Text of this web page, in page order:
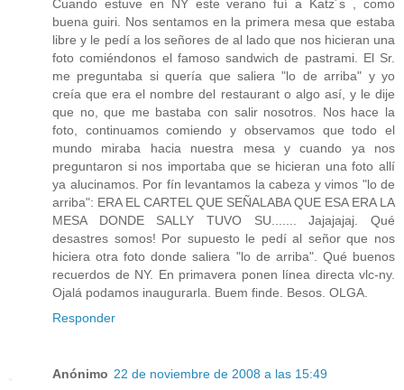
Cuando estuve en NY este verano fuí a Katz´s , como
buena guiri. Nos sentamos en la primera mesa que estaba
libre y le pedí a los señores de al lado que nos hicieran una
foto comiéndonos el famoso sandwich de pastrami. El Sr.
me preguntaba si quería que saliera "lo de arriba" y yo
creía que era el nombre del restaurant o algo así, y le dije
que no, que me bastaba con salir nosotros. Nos hace la
foto, continuamos comiendo y observamos que todo el
mundo miraba hacia nuestra mesa y cuando ya nos
preguntaron si nos importaba que se hicieran una foto allí
ya alucinamos. Por fín levantamos la cabeza y vimos "lo de
arriba": ERA EL CARTEL QUE SEÑALABA QUE ESA ERA LA
MESA DONDE SALLY TUVO SU....... Jajajajaj. Qué
desastres somos! Por supuesto le pedí al señor que nos
hiciera otra foto donde saliera "lo de arriba". Qué buenos
recuerdos de NY. En primavera ponen línea directa vlc-ny.
Ojalá podamos inaugurarla. Buem finde. Besos. OLGA.
Responder
Anónimo 22 de noviembre de 2008 a las 15:49